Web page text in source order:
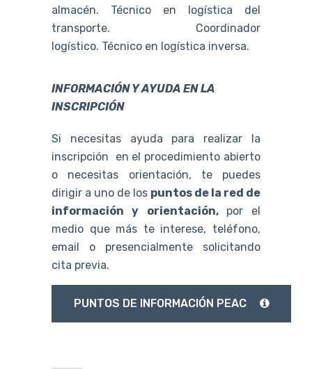
almacén. Técnico en logística del
transporte. Coordinador
logístico. Técnico en logística inversa.
INFORMACIÓN Y AYUDA EN LA
INSCRIPCIÓN
Si necesitas ayuda para realizar la
inscripción en el procedimiento abierto
o necesitas orientación, te puedes
dirigir a uno de los puntos de la red de
información y orientación, por el
medio que más te interese, teléfono,
email o presencialmente solicitando
cita previa.
PUNTOS DE INFORMACIÓN PEAC